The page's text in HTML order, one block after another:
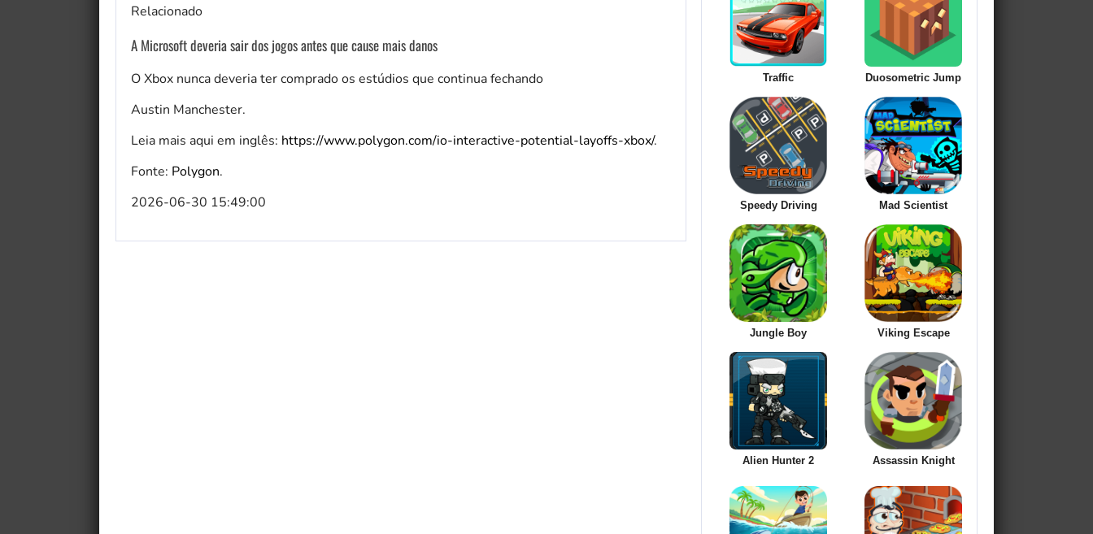
Relacionado
A Microsoft deveria sair dos jogos antes que cause mais danos
O Xbox nunca deveria ter comprado os estúdios que continua fechando
Austin Manchester.
Leia mais aqui em inglês: https://www.polygon.com/io-interactive-potential-layoffs-xbox/.
Fonte: Polygon.
2026-06-30 15:49:00
Traffic Duosometric Jump
Speedy Driving Mad Scientist
Jungle Boy Viking Escape
Alien Hunter 2 Assassin Knight